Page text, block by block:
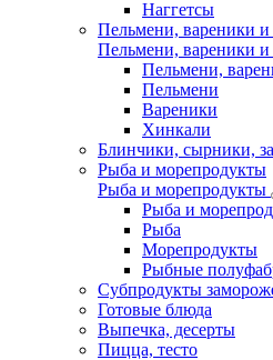
Наггетсы
Пельмени, вареники и
Пельмени, вареники и
Пельмени,
Пельмени
Вареники
Хинкали
Блинчики, сырники,
Рыба и морепродукты
Рыба и морепродукты
Рыба и
Рыба
Морепродукты
Рыбные
Субпродукты
Готовые блюда
Выпечка, десерты
Пицца, тесто